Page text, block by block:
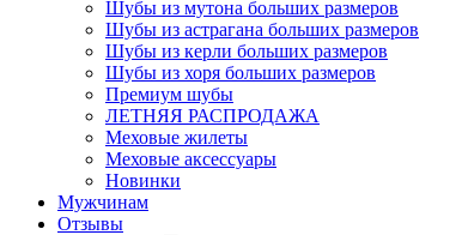
Шубы из мутона больших размеров
Шубы из астрагана больших размеров
Шубы из керли больших размеров
Шубы из хоря больших размеров
Премиум шубы
ЛЕТНЯЯ РАСПРОДАЖА
Меховые жилеты
Меховые аксессуары
Новинки
Мужчинам
Отзывы